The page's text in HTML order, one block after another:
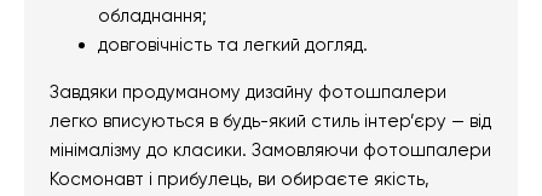
обладнання;
довговічність та легкий догляд.
Завдяки продуманому дизайну фотошпалери
легко вписуються в будь-який стиль інтер’єру — від
мінімалізму до класики. Замовляючи фотошпалери
Космонавт і прибулець, ви обираєте якість,